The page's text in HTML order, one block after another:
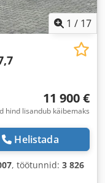
1 / 17
11 900 €
hind lisandub käibemaks
Helistada
, töötunnid: 3 826